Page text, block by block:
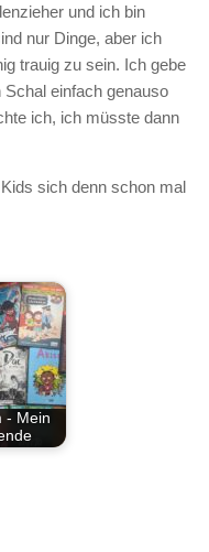
und ich bin
nur Dinge, aber ich
trauig zu sein. Ich gebe
einfach genauso
ich, ich müsste dann
sich denn schon mal
- Mein